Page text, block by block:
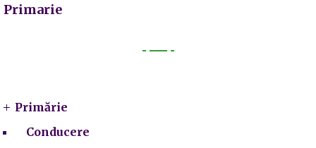
Primarie
Primărie
Conducere